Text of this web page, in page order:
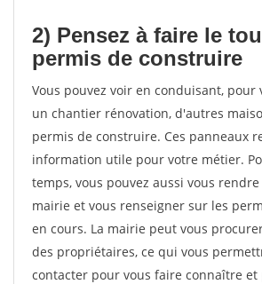
2) Pensez à faire le
permis de construire
Vous pouvez voir en conduisant,
un chantier rénovation, d'autres
permis de construire. Ces panneaux
information utile pour votre métier.
temps, vous pouvez aussi vous
mairie et vous renseigner sur les
en cours. La mairie peut vous
des propriétaires, ce qui vous
contacter pour vous faire connaître et